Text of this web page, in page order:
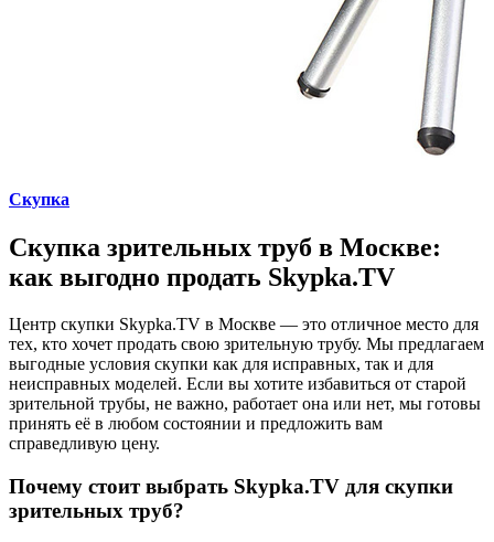
Скупка
Скупка зрительных труб в Москве:
как выгодно продать Skypka.TV
Центр скупки Skypka.TV в Москве — это отличное место для
тех, кто хочет продать свою зрительную трубу. Мы предлагаем
выгодные условия скупки как для исправных, так и для
неисправных моделей. Если вы хотите избавиться от старой
зрительной трубы, не важно, работает она или нет, мы готовы
принять её в любом состоянии и предложить вам
справедливую цену.
Почему стоит выбрать Skypka.TV для скупки
зрительных труб?